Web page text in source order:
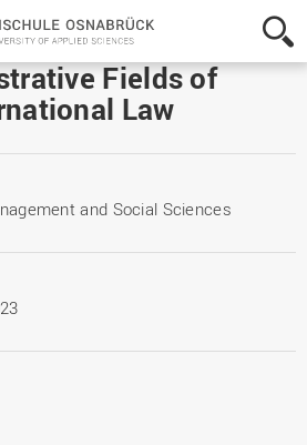
Hochschule
Osnabrück
-
University
Sciences
Fields of
Law
and Social Sciences